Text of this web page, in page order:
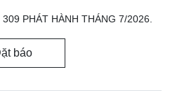
PHÁT HÀNH THÁNG 7/2026.
báo